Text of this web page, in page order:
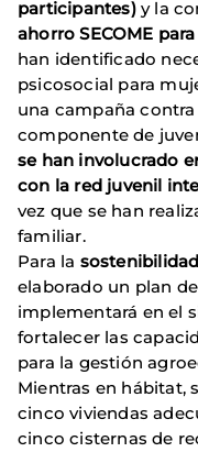
participantes)y la
ahorro SECOME
han identificado
psicosocial para
una campaña
componente de
se han involucrado
con la red juvenil
vez que se han
familiar.
Para la
elaborado un plan
implementará en el
fortalecer las
para la gestión
Mientras en hábitat,
cinco viviendas
cinco cisternas de